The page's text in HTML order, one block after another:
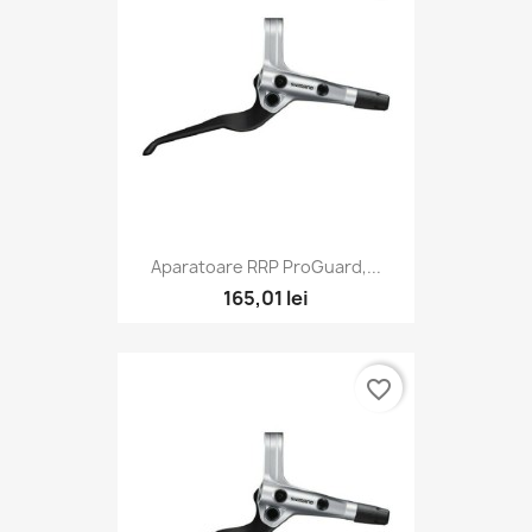
Aparatoare RRP ProGuard,...
165,01 lei
favorite_border